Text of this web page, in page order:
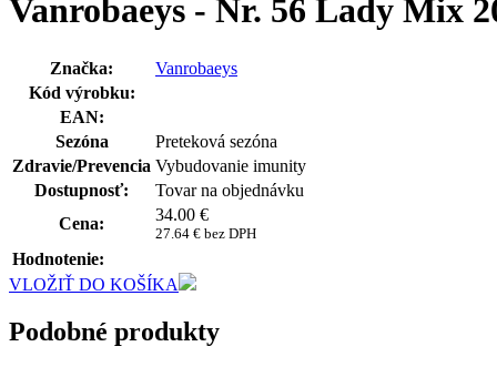
Vanrobaeys - Nr. 56 Lady Mix
Značka:
Vanrobaeys
Kód výrobku:
EAN:
Sezóna
Preteková sezóna
Zdravie/Prevencia Vybudovanie imunity
Dostupnosť:
Tovar na objednávku
Cena:
34.00 €
27.64 € bez DPH
Hodnotenie:
VLOŽIŤ DO KOŠÍKA
Podobné produkty